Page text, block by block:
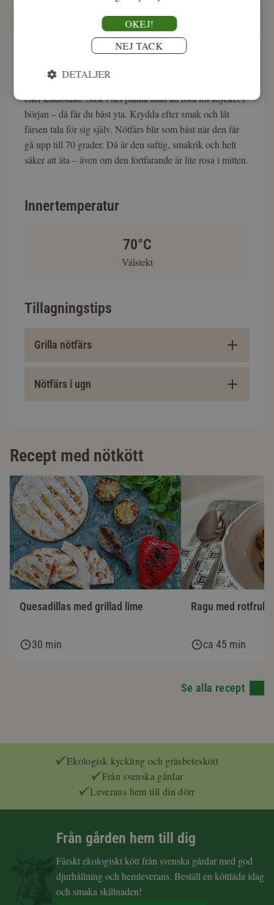
Så tillagar du nötfärs
Perfekt till klassiker som köttfärssås, pannbiffar, burgare
eller kåldolmar. Stek i het panna utan att röra för mycket i
början – då får du bäst yta. Krydda efter smak och låt
färsen tala för sig själv. Nötfärs blir som bäst när den får
gå upp till 70 grader. Då är den saftig, smakrik och helt
säker att äta – även om den fortfarande är lite rosa i mitten.
Innertemperatur
70°C
Välstekt
Tillagningstips
Grilla nötfärs
Nötfärs i ugn
Recept med nötkött
Quesadillas med grillad lime
30 min
Ragu med
ca 45 min
Se alla recept
Ekologisk kyckling och gräsbeteskött
Från svenska gårdar
Leverans hem till din dörr
Från gården hem till dig
Färskt ekologiskt kött från svenska gårdar med god
djurhållning och hemleverans. Beställ en köttlåda idag
och smaka skillnaden!
OKEJ!
NEJ TACK
DETALJER